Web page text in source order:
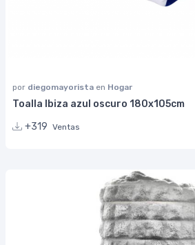
por diegomayorista en Hogar
Toalla Ibiza azul oscuro 180x105cm
+319 Ventas